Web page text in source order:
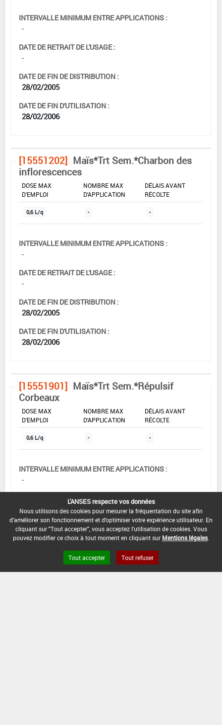
INTERVALLE MINIMUM ENTRE APPLICATIONS :
-
DATE DE RETRAIT DE L'USAGE :
-
DATE DE FIN DE DISTRIBUTION :
28/02/2005
DATE DE FIN D'UTILISATION :
28/02/2006
[15551202] Maïs*Trt Sem.*Charbon des
inflorescences
DOSE MAX
D'EMPLOI
NOMBRE MAX
D'APPLICATION
DÉLAIS AVANT
RÉCOLTE
0,6 L/q - -
INTERVALLE MINIMUM ENTRE APPLICATIONS :
-
DATE DE RETRAIT DE L'USAGE :
-
DATE DE FIN DE DISTRIBUTION :
28/02/2005
DATE DE FIN D'UTILISATION :
28/02/2006
[15551901] Maïs*Trt Sem.*Répulsif
Corbeaux
DOSE MAX
D'EMPLOI
NOMBRE MAX
D'APPLICATION
DÉLAIS AVANT
RÉCOLTE
0,6 L/q - -
INTERVALLE MINIMUM ENTRE APPLICATIONS :
-
DATE DE RETRAIT DE L'USAGE :
-
DATE DE FIN DE DISTRIBUTION :
28/02/2005
DATE DE FIN D'UTILISATION :
L'ANSES respecte vos données
Nous utilisons des cookies pour mesurer la fréquentation du site afin
d'améliorer son fonctionnement et d'optimiser votre expérience utilisateur. En
cliquant sur "Tout accepter", vous acceptez l'utilisation de cookies. Vous
pouvez modifier ce choix à tout moment en cliquant sur Mentions légales
Tout accepter Tout refuser